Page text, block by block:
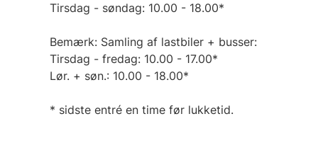
Tirsdag - søndag: 10.00 - 18.00*
Bemærk: Samling af lastbiler + busser:
Tirsdag - fredag: 10.00 - 17.00*
Lør. + søn.: 10.00 - 18.00*
* sidste entré en time før lukketid.